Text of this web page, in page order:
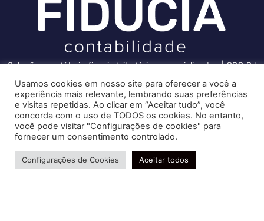
Soluções contábeis-fiscais-tributárias especializadas | CRC RJ
Serviços
Consultoria e Assessoria
Gestão e Controle Societário
Gestão de Recursos Humanos
Gestão Contábil, Fiscal e Tributária
Usamos cookies em nosso site para oferecer a você a
experiência mais relevante, lembrando suas preferências
e visitas repetidas. Ao clicar em “Aceitar tudo”, você
concorda com o uso de TODOS os cookies. No entanto,
você pode visitar "Configurações de cookies" para
fornecer um consentimento controlado.
Configurações de Cookies Aceitar todos
Recomendado só para você
Saiba mais sobre a lei que altera
normas no Simples Nacional para
investidor-anjo
Através da Lei Complementar
182/2021 foram alteradas normas relativas à…
Precisa de ajuda?